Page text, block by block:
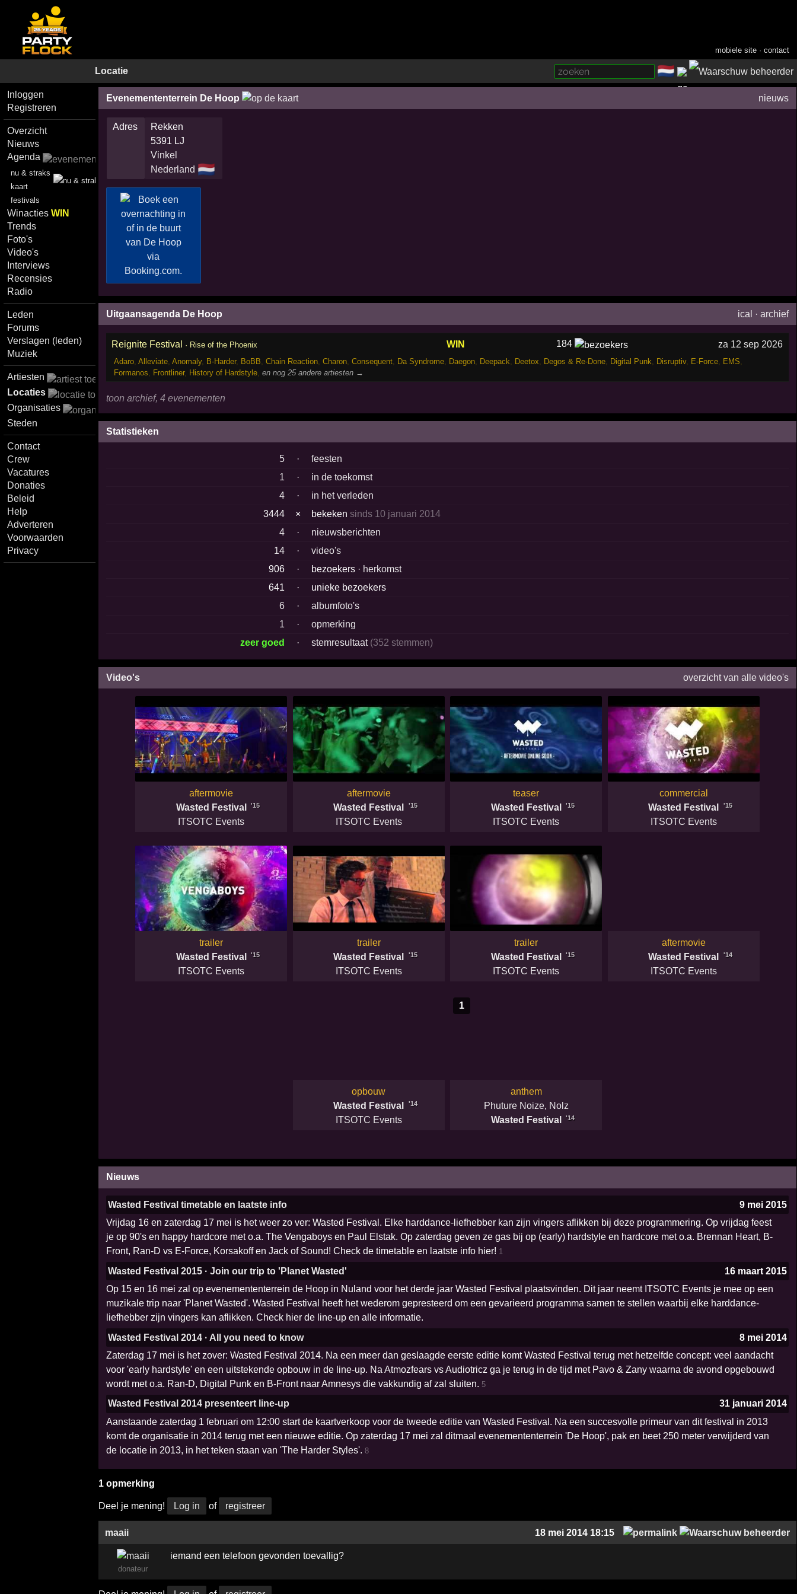
mobiele site ·contact
Locatie 🇳🇱
Inloggen
Registreren
Overzicht
Nieuws
Agenda
nu & straks
kaart
festivals
WinactiesWIN
Trends
Foto's
Video's
Interviews
Recensies
Radio
Leden
Forums
Verslagen (leden)
Muziek
Artiesten
Locaties
Organisaties
Steden
Contact
Crew
Vacatures
Donaties
Beleid
Help
Adverteren
Voorwaarden
Privacy
Evenemententerrein De Hoop nieuws
Adres
Rekken
5391 LJ
Vinkel
Nederland 🇳🇱
Uitgaansagenda De Hoop ical ·archief
Reignite Festival · Rise of the Phoenix WIN 184 za 12 sep 2026
Adaro, Alleviate, Anomaly, B-Harder, BoBB Chain Reaction, Charon, Consequent, Da Syndrome, Daegon, Deepack Deetox Degos & Re-Done, Digital Punk Disruptiv, E-Force, EMS
Formanos
Frontliner, History of Hardstyle, en nog 25 andere artiesten →
toon archief, 4 evenementen
Statistieken
5 ·
feesten
1
·
in de toekomst
4
·
in het verleden
3444
× bekekensinds 10 januari 2014
4
·
nieuwsberichten
14
·
video's
906
· bezoekers · herkomst
641
·
unieke bezoekers
6
·
albumfoto's
1
·
opmerking
zeer goed
· stemresultaat (352 stemmen)
Video's overzicht van alle video's
aftermovie
Wasted Festival
'15
ITSOTC Events
aftermovie
Wasted Festival
'15
ITSOTC Events
teaser
Wasted Festival
'15
ITSOTC Events
commercial
Wasted Festival
'15
ITSOTC Events
trailer
Wasted Festival
'15
ITSOTC Events
trailer
Wasted Festival
'15
ITSOTC Events
trailer
Wasted Festival
'15
ITSOTC Events
aftermovie
Wasted Festival
'14
ITSOTC Events
opbouw
Wasted Festival
'14
ITSOTC Events
anthem
Phuture Noize, Nolz
Wasted Festival
'14
1
Nieuws
Wasted Festival timetable en laatste info
9 mei 2015
Vrijdag 16 en zaterdag 17 mei is het weer zo ver: Wasted Festival. Elke harddance-liefhebber kan zijn vingers aflikken bij deze programmering. Op vrijdag feest
je op 90's en happy hardcore met o.a. The Vengaboys en Paul Elstak. Op zaterdag geven ze gas bij op (early) hardstyle en hardcore met o.a. Brennan Heart, B-
Front, Ran-D vs E-Force, Korsakoff en Jack of Sound! Check de timetable en laatste info hier! 1
Wasted Festival 2015 · Join our trip to 'Planet Wasted'
16 maart 2015
Op 15 en 16 mei zal op evenemententerrein de Hoop in Nuland voor het derde jaar Wasted Festival plaatsvinden. Dit jaar neemt ITSOTC Events je mee op een
muzikale trip naar 'Planet Wasted'. Wasted Festival heeft het wederom gepresteerd om een gevarieerd programma samen te stellen waarbij elke harddance-
liefhebber zijn vingers kan aflikken. Check hier de line-up en alle informatie.
Wasted Festival 2014 · All you need to know
8 mei 2014
Zaterdag 17 mei is het zover: Wasted Festival 2014. Na een meer dan geslaagde eerste editie komt Wasted Festival terug met hetzelfde concept: veel aandacht
voor 'early hardstyle' en een uitstekende opbouw in de line-up. Na Atmozfears vs Audiotricz ga je terug in de tijd met Pavo & Zany waarna de avond opgebouwd
wordt met o.a. Ran-D, Digital Punk en B-Front naar Amnesys die vakkundig af zal sluiten. 5
Wasted Festival 2014 presenteert line-up
31 januari 2014
Aanstaande zaterdag 1 februari om 12:00 start de kaartverkoop voor de tweede editie van Wasted Festival. Na een succesvolle primeur van dit festival in 2013
komt de organisatie in 2014 terug met een nieuwe editie. Op zaterdag 17 mei zal ditmaal evenemententerrein 'De Hoop', pak en beet 250 meter verwijderd van
de locatie in 2013, in het teken staan van 'The Harder Styles'. 8
1 opmerking
Deel je mening! Log in of registreer
maaii 18 mei 2014 18:15
donateur
iemand een telefoon gevonden toevallig?